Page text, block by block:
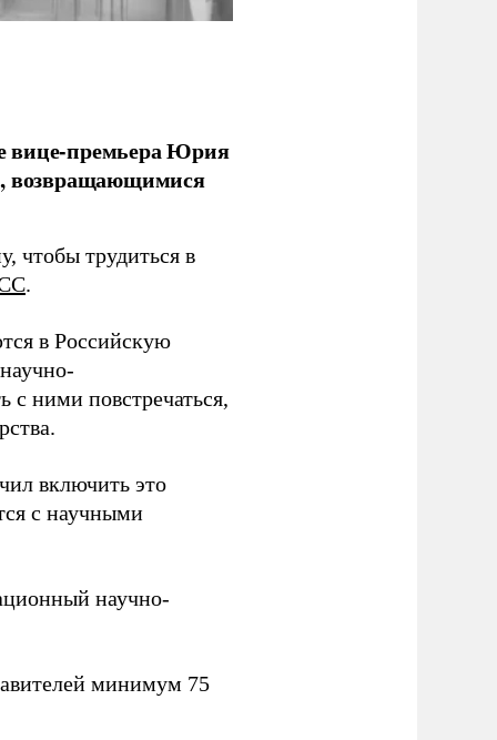
вице-премьера Юрия
возвращающимися
чтобы трудиться в
.
в Российскую
с ними повстречаться,
включить это
с научными
научно-
минимум 75